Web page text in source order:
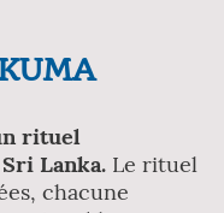
rituel
Lanka. Le rituel
chacune